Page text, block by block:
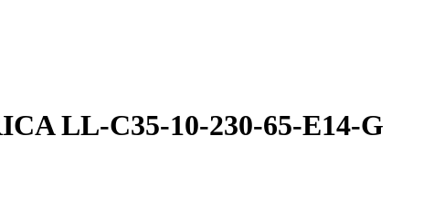
LL-C35-10-230-65-E14-G